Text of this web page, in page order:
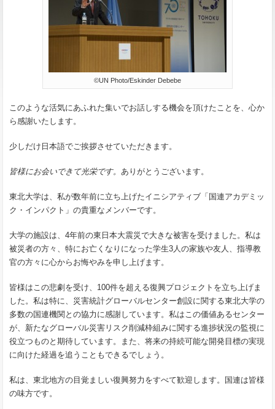
©UN Photo/Eskinder Debebe
このような活気にあふれた集いでお話しする機会を頂けたことを、心か
ら感謝いたします。
少しだけ日本語でご挨拶させていただきます。
皆様にお会いできて光栄です。 ありがとうございます。
東北大学は、私が数年前に立ち上げたイニシアティブ「国連アカデミッ
ク・インパクト」の貴重なメンバーです。
大学の施設は、4年前の東日本大震災で大きな被害を受けました。私は
被災者の方々、特にお亡くなりになった学生3人の家族や友人、指導教
官の方々に心からお悔やみを申し上げます。
皆様はこの悲劇を受け、100件を超える復興プロジェクトを立ち上げま
した。私は特に、災害統計グローバルセンター創設に関する東北大学の
多数の国連機関との協力に感謝しています。私はこの価値あるセンター
が、新たなグローバル災害リスク削減枠組みに関する進捗状況の監視に
役立つものと期待しています。また、将来の持続可能な開発目標の実現
に向けた経過を追うこともできるでしょう。
私は、東北地方の目覚ましい復興努力をすべて歓迎します。国連は皆様
の味方です。